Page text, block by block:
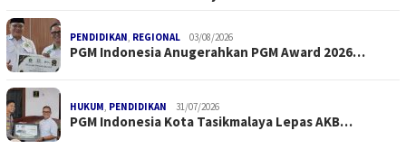
PENDIDIKAN REGIONAL 03/08/2026
PGM Indonesia Anugerahkan PGM Award 2026…
HUKUM PENDIDIKAN 31/07/2026
PGM Indonesia Kota Tasikmalaya Lepas AKB…